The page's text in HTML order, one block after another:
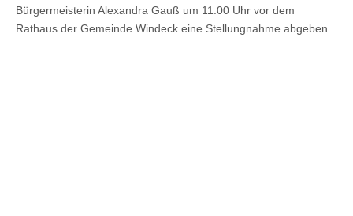
Bürgermeisterin Alexandra Gauß um 11:00 Uhr vor dem
Rathaus der Gemeinde Windeck eine Stellungnahme abgeben.